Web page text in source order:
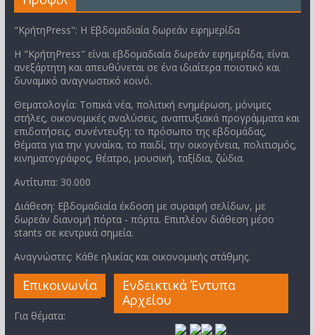
"ΚρήτηPress": Η Εβδομαδιαία δωρεάν εφημερίδα
Η "ΚρήτηPress" είναι εβδομαδιαία δωρεάν εφημερίδα, είναι
ανεξάρτητη και απευθύνεται σε ένα ιδιαίτερα ποιοτικό και
δυναμικό αναγνωστικό κοινό.
Θεματολογία: Τοπικά νέα, πολιτική ενημέρωση, μόνιμες
στήλες, οικονομικές αναλύσεις, αναπτυξιακά προγράμματα και
επιδοτήσεις, συνέντευξη: το πρόσωπο της εβδομάδας,
θέματα για την γυναίκα, το παιδί, την οικογένεια, πολιτισμός,
κινηματογράφος, θέατρο, μουσική, ταξίδια, ζώδια.
Αντίτυπα: 30.000
Διάθεση: Εβδομαδιαία έκδοση με συραφή σελίδων, με
δωρεάν διανομή πόρτα - πόρτα. Επιπλέον διάθεση μέσο
stants σε κεντρικά σημεία.
Αναγνώστες: Κάθε ηλικίας και οικονομικής στάθμης.
Επικοινωνία
Για θέματα:
Ενδεικτικά Έντυπα
Αρχείου